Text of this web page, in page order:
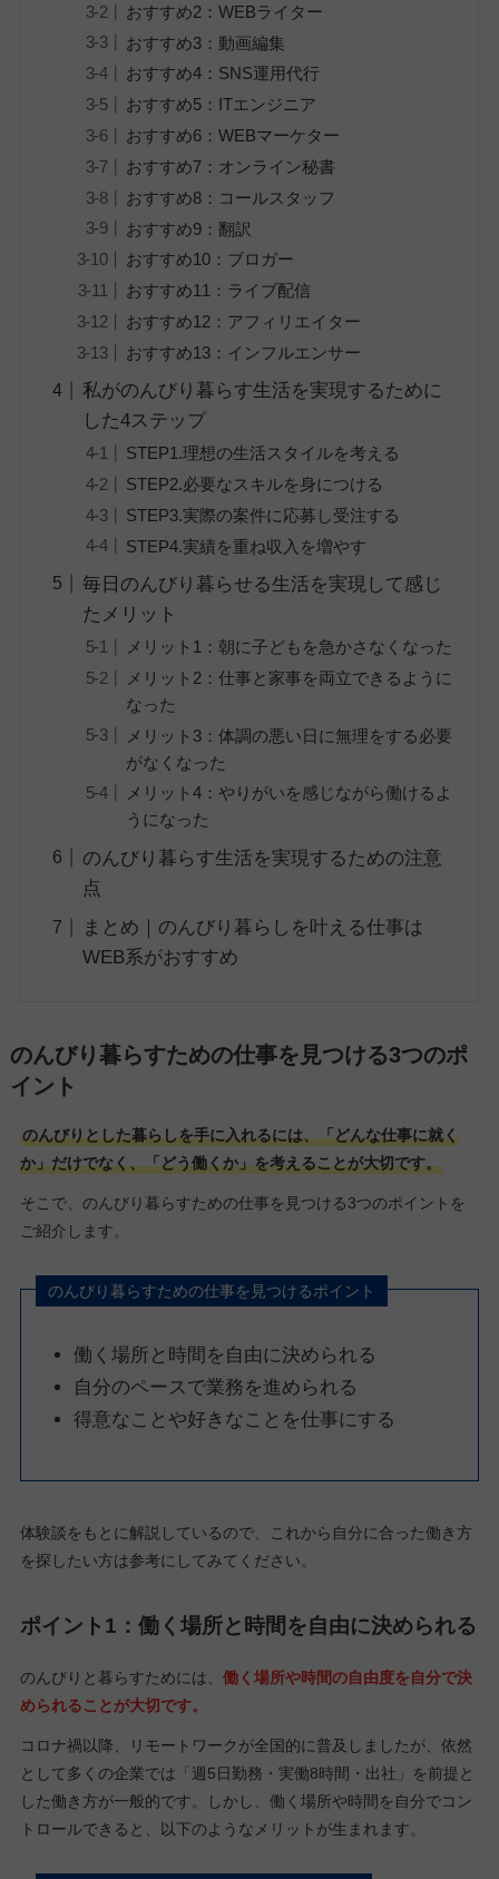
おすすめ2：WEBライター
おすすめ3：動画編集
おすすめ4：SNS運用代行
おすすめ5：ITエンジニア
おすすめ6：WEBマーケター
おすすめ7：オンライン秘書
おすすめ8：コールスタッフ
おすすめ9：翻訳
おすすめ10：ブロガー
おすすめ11：ライブ配信
おすすめ12：アフィリエイター
おすすめ13：インフルエンサー
私がのんびり暮らす生活を実現するために
した4ステップ
STEP1.理想の生活スタイルを考える
STEP2.必要なスキルを身につける
STEP3.実際の案件に応募し受注する
STEP4.実績を重ね収入を増やす
毎日のんびり暮らせる生活を実現して感じ
たメリット
メリット1：朝に子どもを急かさなくなった
メリット2：仕事と家事を両立できるように
なった
メリット3：体調の悪い日に無理をする必要
がなくなった
メリット4：やりがいを感じながら働けるよ
うになった
のんびり暮らす生活を実現するための注意
点
まとめ｜のんびり暮らしを叶える仕事は
WEB系がおすすめ
のんびり暮らすための仕事を見つける3つのポ
イント
のんびりとした暮らしを手に入れるには、「どんな仕事に就く
か」だけでなく、「どう働くか」を考えることが大切です。
そこで、のんびり暮らすための仕事を見つける3つのポイントを
ご紹介します。
のんびり暮らすための仕事を見つけるポイント
働く場所と時間を自由に決められる
自分のペースで業務を進められる
得意なことや好きなことを仕事にする
体験談をもとに解説しているので、これから自分に合った働き方
を探したい方は参考にしてみてください。
ポイント1：働く場所と時間を自由に決められる
のんびりと暮らすためには、 働く場所や時間の自由度を自分で決
められることが大切です。
コロナ禍以降、リモートワークが全国的に普及しましたが、依然
として多くの企業では「週5日勤務・実働8時間・出社」を前提と
した働き方が一般的です。しかし、働く場所や時間を自分でコン
トロールできると、以下のようなメリットが生まれます。